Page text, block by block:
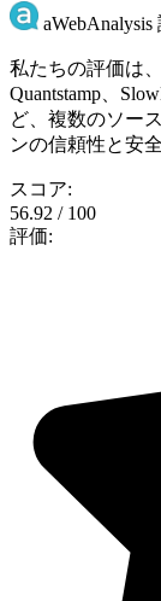
aWebAnalysis
私たちの評価は、
Quantstamp、
ど、複数のソー
ンの信頼性と安
スコア:
56.92 / 100
評価: